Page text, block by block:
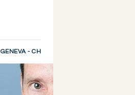
GENEVA - CH